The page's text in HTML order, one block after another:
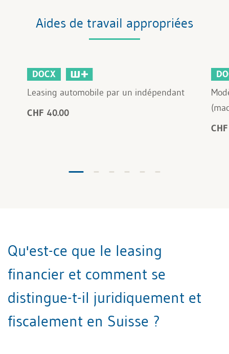
Aides de travail appropriées
DOCX
Leasing automobile par un indépendant
CHF 40.00
Qu'est-ce que le leasing
financier et comment se
distingue-t-il juridiquement et
fiscalement en Suisse ?